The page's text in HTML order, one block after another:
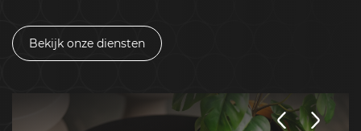
Bekijk onze diensten